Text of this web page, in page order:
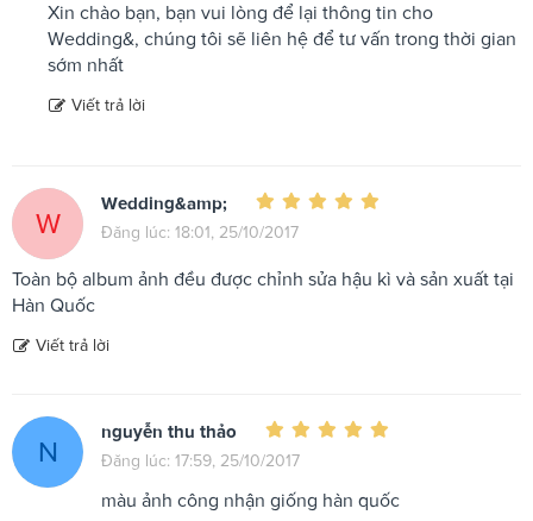
Xin chào bạn, bạn vui lòng để lại thông tin cho
Wedding&, chúng tôi sẽ liên hệ để tư vấn trong thời gian
sớm nhất
Viết trả lời
W
Wedding&amp;
Đăng lúc: 18:01, 25/10/2017
Toàn bộ album ảnh đều được chỉnh sửa hậu kì và sản xuất tại
Hàn Quốc
Viết trả lời
N
nguyễn thu thảo
Đăng lúc: 17:59, 25/10/2017
màu ảnh công nhận giống hàn quốc